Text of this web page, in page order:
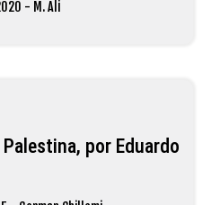
- M. Ali
por Eduardo